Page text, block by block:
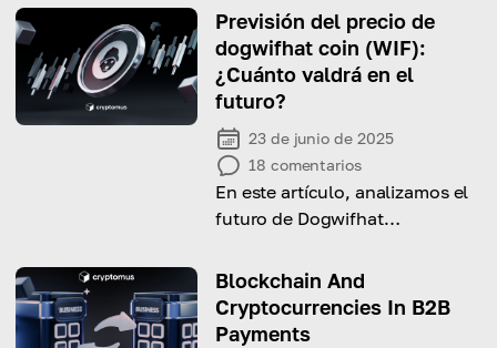
actualizaciones hemos
agregado para ustedes!
Previsión del precio de
dogwifhat coin (WIF):
¿Cuánto valdrá en el
futuro?
23 de junio de 2025
18 comentarios
En este artículo, analizamos el
futuro de Dogwifhat
del mercado.
Blockchain And
Cryptocurrencies In B2B
Payments